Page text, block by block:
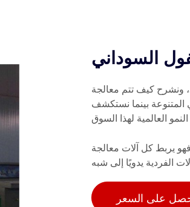
السوداني
ونشرح كيف تتم معالجة
بينما نستكشف
يربط كل آلات معالجة
الفردية يدويًا إلى شبه
على السعر